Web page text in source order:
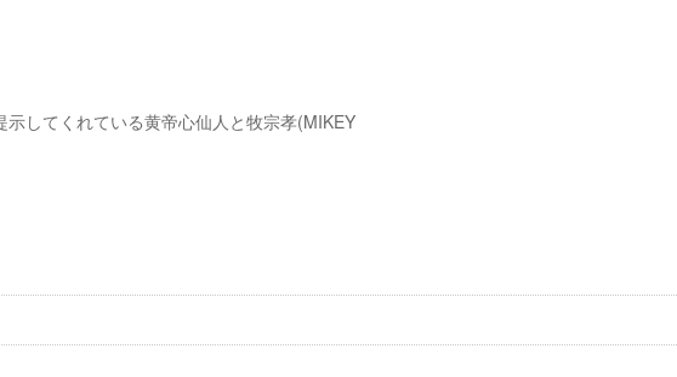
してくれている黄帝心仙人と牧宗孝(MIKEY